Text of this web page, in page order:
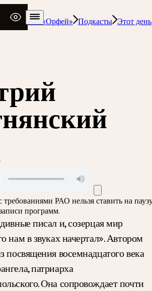
музыки «Орфей» Подкасты Этот день
требованиями РАО нельзя ставить на
программ.
писал и, созерцая мир
нам в звуках начертал». Автором
посвящения восемнадцатого века
патриарха
Она сопровождает почти